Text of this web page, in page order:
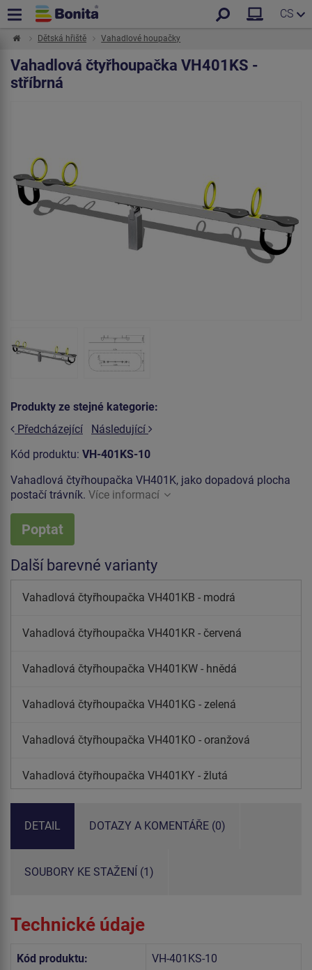
CS
Dětská hřiště Vahadlové houpačky
Vahadlová čtyřhoupačka VH401KS -
stříbrná
Produkty ze stejné kategorie:
Předcházející
Následující
Kód produktu: VH-401KS-10
Vahadlová čtyřhoupačka VH401K, jako dopadová plocha
postačí trávník. Více informací
Poptat
Další barevné varianty
Vahadlová čtyřhoupačka VH401KB - modrá
Vahadlová čtyřhoupačka VH401KR - červená
Vahadlová čtyřhoupačka VH401KW - hnědá
Vahadlová čtyřhoupačka VH401KG - zelená
Vahadlová čtyřhoupačka VH401KO - oranžová
Vahadlová čtyřhoupačka VH401KY - žlutá
DETAIL
DOTAZY A KOMENTÁŘE (0)
SOUBORY KE STAŽENÍ (1)
Technické údaje
Kód produktu: VH-401KS-10